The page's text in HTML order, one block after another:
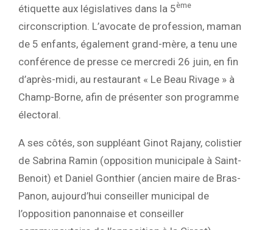
étiquette aux législatives dans la 5ème
circonscription. L’avocate de profession, maman
de 5 enfants, également grand-mère, a tenu une
conférence de presse ce mercredi 26 juin, en fin
d’après-midi, au restaurant « Le Beau Rivage » à
Champ-Borne, afin de présenter son programme
électoral.
A ses côtés, son suppléant Ginot Rajany, colistier
de Sabrina Ramin (opposition municipale à Saint-
Benoit) et Daniel Gonthier (ancien maire de Bras-
Panon, aujourd’hui conseiller municipal de
l’opposition panonnaise et conseiller